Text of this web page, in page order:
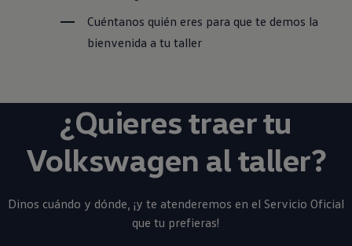
Cuéntanos quién eres para que te demos la
bienvenida a tu taller
¿Quieres traer tu
Volkswagen al taller?
Dinos cuándo y dónde, ¡y te atenderemos en el Servicio Oficial
que tu prefieras!